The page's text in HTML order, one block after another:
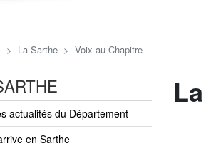
La Sarthe Voix au Chapitre
actualités du Département
en Sarthe